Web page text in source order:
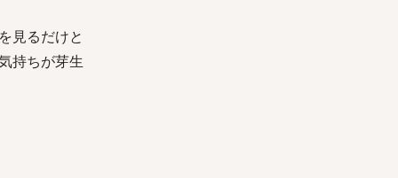
見るだけと
持ちが芽生